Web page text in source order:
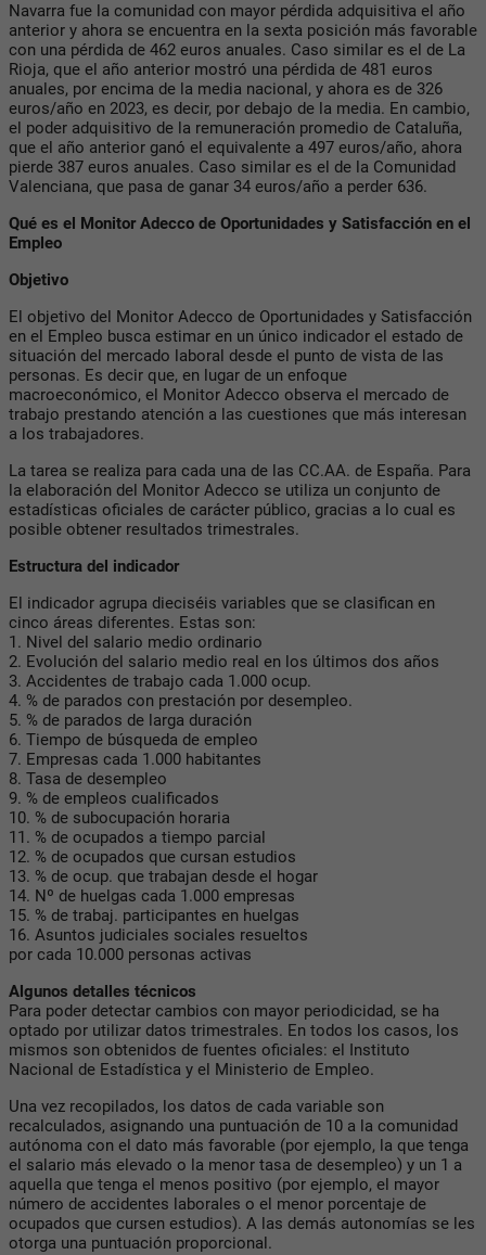
Navarra fue la comunidad con mayor pérdida adquisitiva el año
anterior y ahora se encuentra en la sexta posición más favorable
con una pérdida de 462 euros anuales. Caso similar es el de La
Rioja, que el año anterior mostró una pérdida de 481 euros
anuales, por encima de la media nacional, y ahora es de 326
euros/año en 2023, es decir, por debajo de la media. En cambio,
el poder adquisitivo de la remuneración promedio de Cataluña,
que el año anterior ganó el equivalente a 497 euros/año, ahora
pierde 387 euros anuales. Caso similar es el de la Comunidad
Valenciana, que pasa de ganar 34 euros/año a perder 636.
Qué es el Monitor Adecco de Oportunidades y Satisfacción en el
Empleo
Objetivo
El objetivo del Monitor Adecco de Oportunidades y Satisfacción
en el Empleo busca estimar en un único indicador el estado de
situación del mercado laboral desde el punto de vista de las
personas. Es decir que, en lugar de un enfoque
macroeconómico, el Monitor Adecco observa el mercado de
trabajo prestando atención a las cuestiones que más interesan
a los trabajadores.
La tarea se realiza para cada una de las CC.AA. de España. Para
la elaboración del Monitor Adecco se utiliza un conjunto de
estadísticas oficiales de carácter público, gracias a lo cual es
posible obtener resultados trimestrales.
Estructura del indicador
El indicador agrupa dieciséis variables que se clasifican en
cinco áreas diferentes. Estas son:
1. Nivel del salario medio ordinario
2. Evolución del salario medio real en los últimos dos años
3. Accidentes de trabajo cada 1.000 ocup.
4. % de parados con prestación por desempleo.
5. % de parados de larga duración
6. Tiempo de búsqueda de empleo
7. Empresas cada 1.000 habitantes
8. Tasa de desempleo
9. % de empleos cualificados
10. % de subocupación horaria
11. % de ocupados a tiempo parcial
12. % de ocupados que cursan estudios
13. % de ocup. que trabajan desde el hogar
14. Nº de huelgas cada 1.000 empresas
15. % de trabaj. participantes en huelgas
16. Asuntos judiciales sociales resueltos
por cada 10.000 personas activas
Algunos detalles técnicos
Para poder detectar cambios con mayor periodicidad, se ha
optado por utilizar datos trimestrales. En todos los casos, los
mismos son obtenidos de fuentes oficiales: el Instituto
Nacional de Estadística y el Ministerio de Empleo.
Una vez recopilados, los datos de cada variable son
recalculados, asignando una puntuación de 10 a la comunidad
autónoma con el dato más favorable (por ejemplo, la que tenga
el salario más elevado o la menor tasa de desempleo) y un 1 a
aquella que tenga el menos positivo (por ejemplo, el mayor
número de accidentes laborales o el menor porcentaje de
ocupados que cursen estudios). A las demás autonomías se les
otorga una puntuación proporcional.